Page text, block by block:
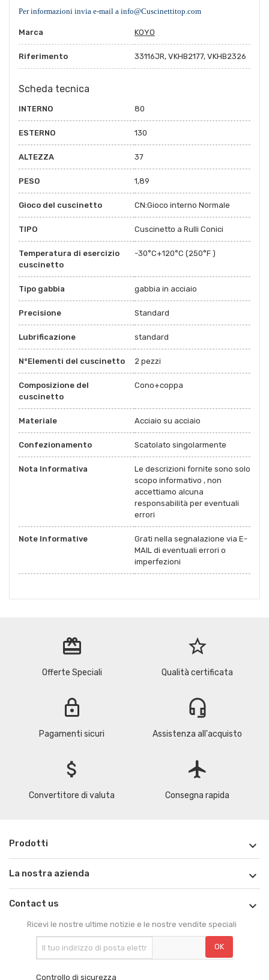
Per informazioni invia e-mail a info@Cuscinettitop.com
Marca KOYO
Riferimento 33116JR, VKHB2177, VKHB2326
Scheda tecnica
INTERNO 80
ESTERNO 130
ALTEZZA 37
PESO 1,89
Gioco del cuscinetto CN:Gioco interno Normale
TIPO Cuscinetto a Rulli Conici
Temperatura di esercizio
cuscinetto
-30°C+120°C (250°F )
Tipo gabbia gabbia in acciaio
Precisione Standard
Lubrificazione standard
N°Elementi del cuscinetto 2 pezzi
Composizione del
cuscinetto
Cono+coppa
Materiale Acciaio su acciaio
Confezionamento Scatolato singolarmente
Nota Informativa
Le descrizioni fornite sono solo
scopo informativo , non
accettiamo alcuna
responsabilità per eventuali
errori
Note Informative
Grati nella segnalazione via E-
MAIL di eventuali errori o
imperfezioni
redeem
Offerte Speciali
star_border
Qualità certificata
lock
Pagamenti sicuri
headset_mic
Assistenza all'acquisto
attach_money
Convertitore di valuta
flight
Consegna rapida
Prodotti 
La nostra azienda 
Contact us 
Ricevi le nostre ultime notizie e le nostre vendite speciali
Controllo di sicurezza